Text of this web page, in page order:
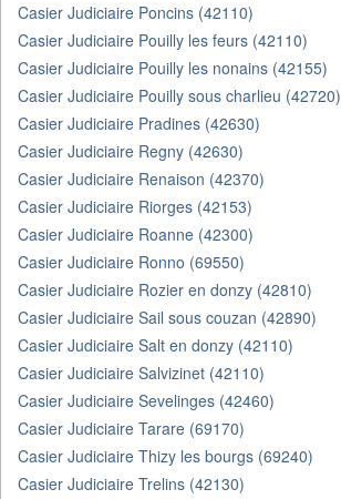
Casier Judiciaire Poncins (42110)
Casier Judiciaire Pouilly les feurs (42110)
Casier Judiciaire Pouilly les nonains (42155)
Casier Judiciaire Pouilly sous charlieu (42720)
Casier Judiciaire Pradines (42630)
Casier Judiciaire Regny (42630)
Casier Judiciaire Renaison (42370)
Casier Judiciaire Riorges (42153)
Casier Judiciaire Roanne (42300)
Casier Judiciaire Ronno (69550)
Casier Judiciaire Rozier en donzy (42810)
Casier Judiciaire Sail sous couzan (42890)
Casier Judiciaire Salt en donzy (42110)
Casier Judiciaire Salvizinet (42110)
Casier Judiciaire Sevelinges (42460)
Casier Judiciaire Tarare (69170)
Casier Judiciaire Thizy les bourgs (69240)
Casier Judiciaire Trelins (42130)